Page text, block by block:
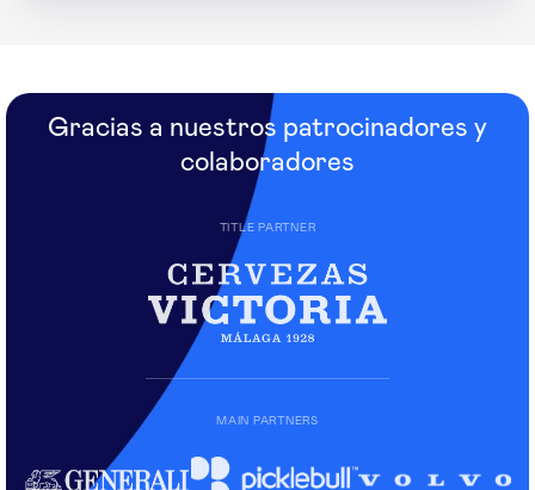
Gracias a nuestros patrocinadores y
colaboradores
TITLE PARTNER
MAIN PARTNERS